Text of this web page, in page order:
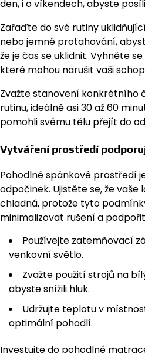
den, i o víkendech, abyste
Zařaďte do své rutiny
nebo jemné protahování,
že je čas se uklidnit. Vyhněte
které mohou narušit vaši
Zvažte stanovení konkrétního
rutinu, ideálně asi 30 až 60
pomohli svému tělu přejít do
Vytváření prostředí
Pohodlné spánkové prostředí
odpočinek. Ujistěte se, že vaše
chladná, protože tyto
minimalizovat rušení a
Používejte zatemňovací
venkovní světlo.
Zvažte použití strojů na
abyste snížili hluk.
Udržujte teplotu v
optimální pohodlí.
Investujte do pohodlné